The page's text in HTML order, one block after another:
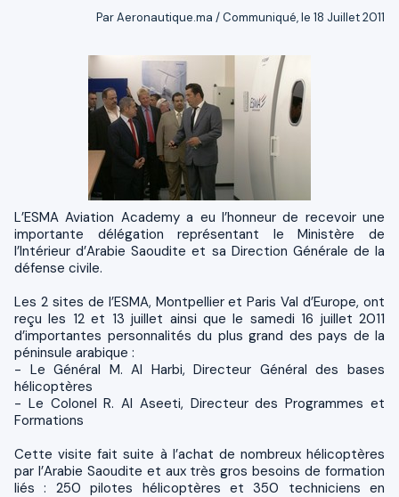
Par Aeronautique.ma / Communiqué, le 18 Juillet 2011
L’ESMA Aviation Academy a eu l’honneur de recevoir une
importante délégation représentant le Ministère de
l’Intérieur d’Arabie Saoudite et sa Direction Générale de la
défense civile.
Les 2 sites de l’ESMA, Montpellier et Paris Val d’Europe, ont
reçu les 12 et 13 juillet ainsi que le samedi 16 juillet 2011
d’importantes personnalités du plus grand des pays de la
péninsule arabique :
- Le Général M. Al Harbi, Directeur Général des bases
hélicoptères
- Le Colonel R. Al Aseeti, Directeur des Programmes et
Formations
Cette visite fait suite à l’achat de nombreux hélicoptères
par l’Arabie Saoudite et aux très gros besoins de formation
liés : 250 pilotes hélicoptères et 350 techniciens en